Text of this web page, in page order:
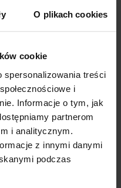
O plikach cookies
cookie
treści
i
Informacje o tym, jak
partnerom
i analitycznym.
z innymi danymi
podczas
rozwija system nie tylko pod
wygody pracy.
dla firm?
konkretne korzyści